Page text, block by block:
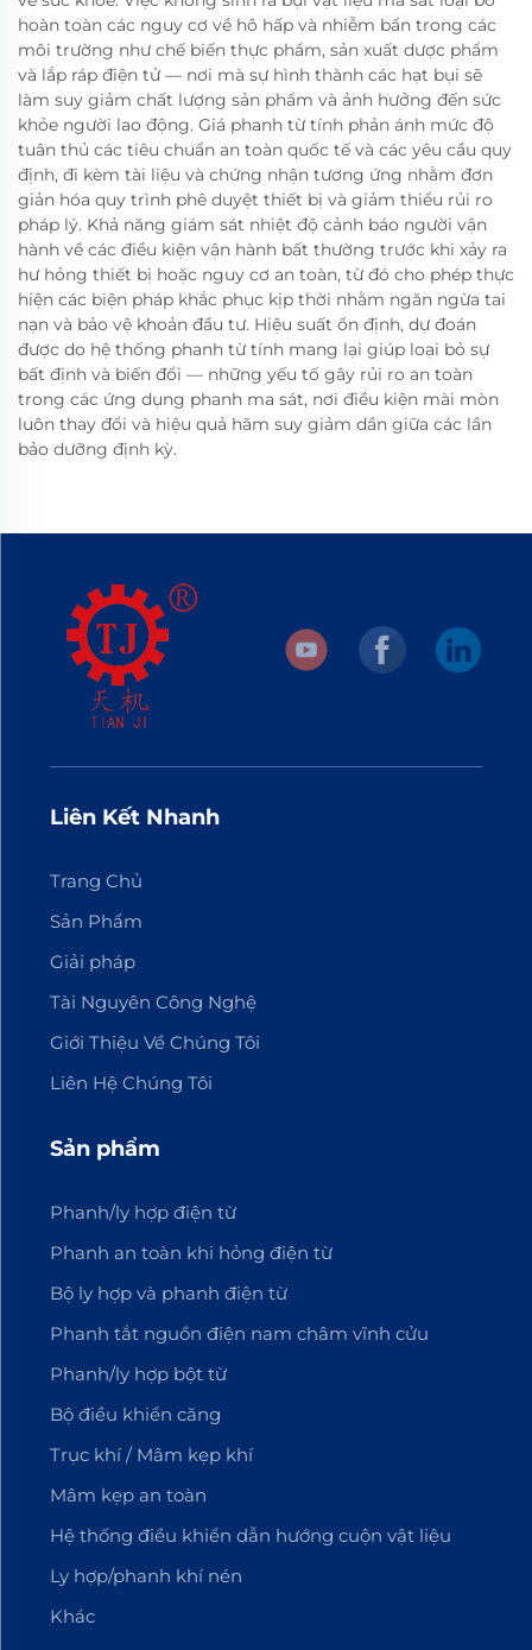
hoàn toàn các nguy cơ về hô hấp và nhiễm bẩn trong các
môi trường như chế biến thực phẩm, sản xuất dược phẩm
và lắp ráp điện tử — nơi mà sự hình thành các hạt bụi sẽ
làm suy giảm chất lượng sản phẩm và ảnh hưởng đến sức
khỏe người lao động. Giá phanh từ tính phản ánh mức độ
tuân thủ các tiêu chuẩn an toàn quốc tế và các yêu cầu quy
định, đi kèm tài liệu và chứng nhận tương ứng nhằm đơn
giản hóa quy trình phê duyệt thiết bị và giảm thiểu rủi ro
pháp lý. Khả năng giám sát nhiệt độ cảnh báo người vận
hành về các điều kiện vận hành bất thường trước khi xảy ra
hư hỏng thiết bị hoặc nguy cơ an toàn, từ đó cho phép thực
hiện các biện pháp khắc phục kịp thời nhằm ngăn ngừa tai
nạn và bảo vệ khoản đầu tư. Hiệu suất ổn định, dự đoán
được do hệ thống phanh từ tính mang lại giúp loại bỏ sự
bất định và biến đổi — những yếu tố gây rủi ro an toàn
trong các ứng dụng phanh ma sát, nơi điều kiện mài mòn
luôn thay đổi và hiệu quả hãm suy giảm dần giữa các lần
bảo dưỡng định kỳ.
Liên Kết Nhanh
Trang Chủ
Sản Phẩm
Giải pháp
Tài Nguyên Công Nghệ
Giới Thiệu Về Chúng Tôi
Liên Hệ Chúng Tôi
Sản phẩm
Phanh/ly hợp điện từ
Phanh an toàn khi hỏng điện từ
Bộ ly hợp và phanh điện từ
Phanh tắt nguồn điện nam châm vĩnh cửu
Phanh/ly hợp bột từ
Bộ điều khiển căng
Trục khí / Mâm kẹp khí
Mâm kẹp an toàn
Hệ thống điều khiển dẫn hướng cuộn vật liệu
Ly hợp/phanh khí nén
Khác